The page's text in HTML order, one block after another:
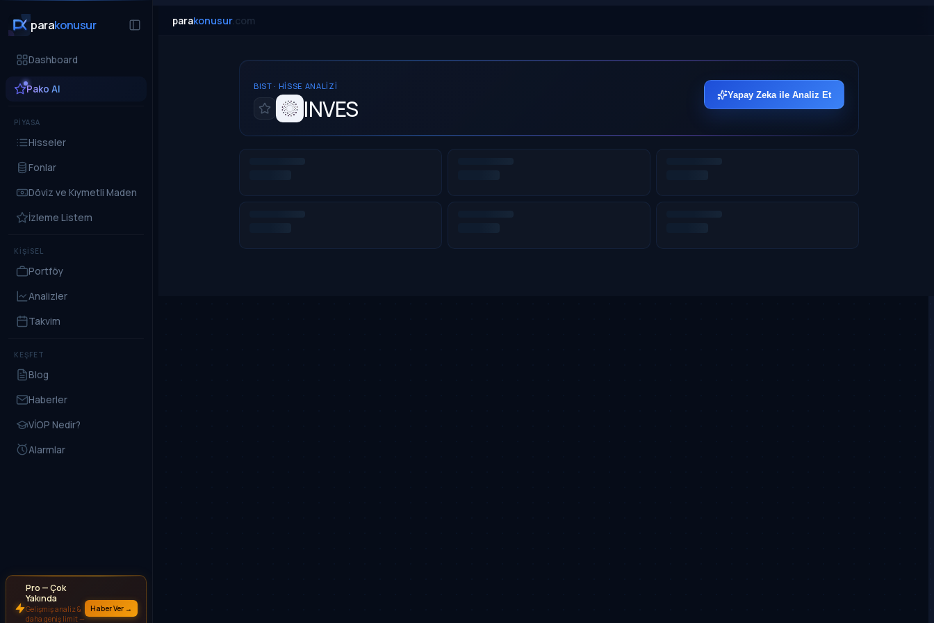
parakonusur
Dashboard
Pako AI
PİYASA
Hisseler
Fonlar
Döviz ve Kıymetli Maden
İzleme Listem
KİŞİSEL
Portföy
Analizler
Takvim
KEŞFET
Blog
Haberler
VİOP Nedir?
Alarmlar
Pro — Çok
Yakında
Gelişmiş analiz &
daha geniş limit —
Haber Ver →
parakonusur.com
BIST · HISSE ANALIZI
INVES Yapay Zeka ile Analiz Et